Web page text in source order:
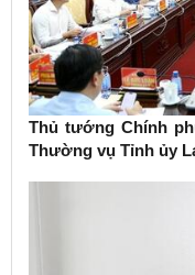
Thủ tướng Chính
Thường vụ Tỉnh ủy